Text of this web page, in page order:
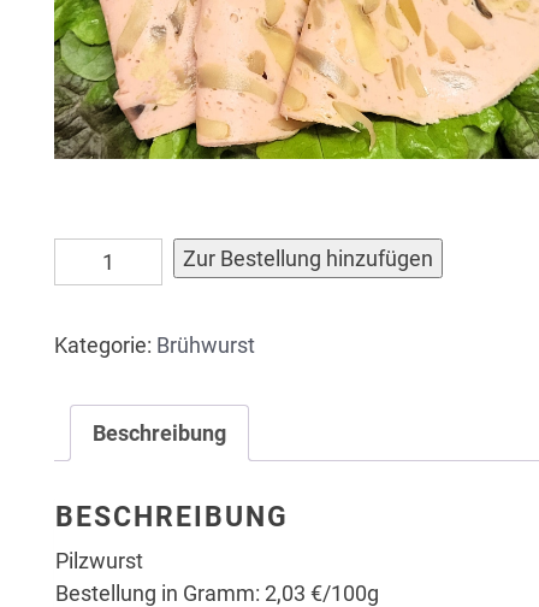
Pilzwurst
(in
Menge
Zur Bestellung hinzufügen
Kategorie: Brühwurst
Beschreibung
BESCHREIBUNG
Pilzwurst
Bestellung in Gramm: 2,03 €/100g